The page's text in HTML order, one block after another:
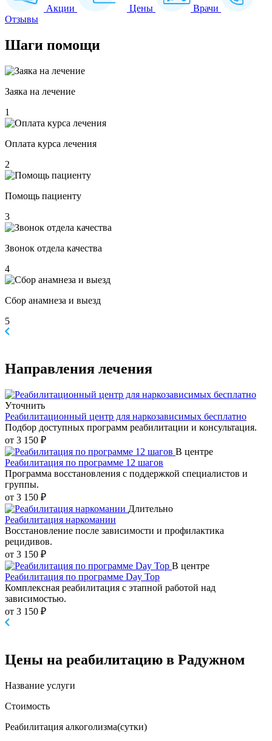
Акции Цены
Врачи
Отзывы
Шаги помощи
Заяка на лечение
1
Оплата курса лечения
2
Помощь пациенту
3
Звонок отдела качества
4
Сбор анамнеза и выезд
5
Направления лечения
Уточнить
Реабилитационный центр для наркозависимых бесплатно
Подбор доступных программ реабилитации и консультация.
от 3 150 ₽
В центре
Реабилитация по программе 12 шагов
Программа восстановления с поддержкой специалистов и
группы.
от 3 150 ₽
Длительно
Реабилитация наркомании
Восстановление после зависимости и профилактика
рецидивов.
от 3 150 ₽
В центре
Реабилитация по программе Day Top
Комплексная реабилитация с этапной работой над
зависимостью.
от 3 150 ₽
Цены на реабилитацию в Радужном
Название услуги
Стоимость
Реабилитация алкоголизма(cутки)